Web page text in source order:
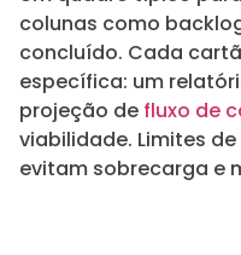
colunas como
concluído. Cada
específica: um
projeção de fluxo de
viabilidade. Limites
evitam sobrecarga e